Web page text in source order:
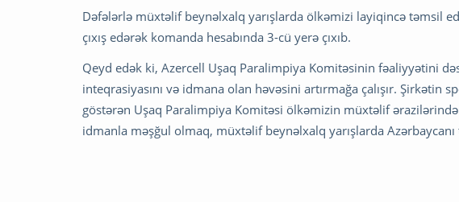
Dəfələrlə müxtəlif beynəlxalq yarışlarda ölkəmizi layiqincə təmsil
çıxış edərək komanda hesabında 3-cü yerə çıxıb.
Qeyd edək ki, Azercell Uşaq Paralimpiya Komitəsinin fəaliyyətini
inteqrasiyasını və idmana olan həvəsini artırmağa çalışır. Şirkətin
göstərən Uşaq Paralimpiya Komitəsi ölkəmizin müxtəlif
idmanla məşğul olmaq, müxtəlif beynəlxalq yarışlarda